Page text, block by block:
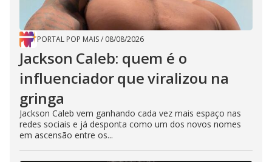
PORTAL POP MAIS/ 08/08/2026
Jackson Caleb: quem é o
influenciador que viralizou na
gringa
Jackson Caleb vem ganhando cada vez mais espaço nas
redes sociais e já desponta como um dos novos nomes
em ascensão entre os...